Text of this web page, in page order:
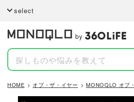
select
by
HOME オブ・ザ・イヤー MONOQLO オブ